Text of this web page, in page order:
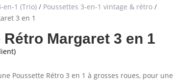
en-1 (Trio) / Poussettes 3-en-1 vintage & rétro /
3 en 1
Margaret 3 en 1
Poussette Rétro 3 en 1 à grosses roues, pour une